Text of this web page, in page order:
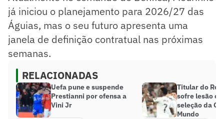
já iniciou o planejamento para 2026/27 das
Águias, mas o seu futuro apresenta uma
janela de definição contratual nas próximas
semanas.
RELACIONADAS
Uefa pune e suspende
Prestianni por ofensa a
Vini Jr
Titular do
sofre lesão e
seleção da
Mundo